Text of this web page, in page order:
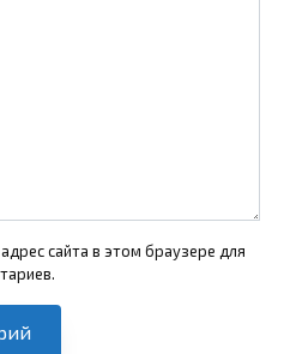
сайта в этом браузере для